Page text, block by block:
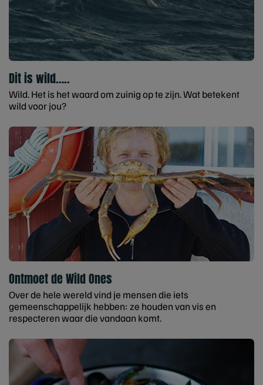
Dit is wild…..
Wild. Het is het waard om zuinig op te zijn. Wat betekent
wild voor jou?
Ontmoet de Wild Ones
Over de hele wereld vind je mensen die iets
gemeenschappelijk hebben: ze houden van vis en
respecteren waar die vandaan komt.